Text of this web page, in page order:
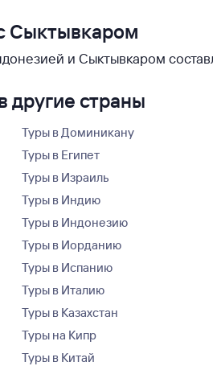
Сыктывкаром
и Сыктывкаром
другие страны
Туры в Доминикану
Туры в Египет
Туры в Израиль
Туры в Индию
Туры в Индонезию
Туры в Иорданию
Туры в Испанию
Туры в Италию
Туры в Казахстан
Туры на Кипр
Туры в Китай